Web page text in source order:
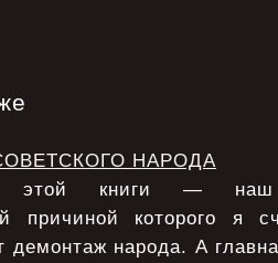
НАРОДА
этой книги — наш
причиной которого я
демонтаж народа. А